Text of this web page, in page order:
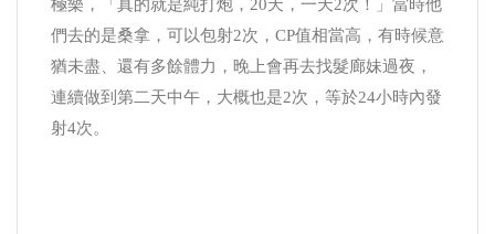
極樂，「真的就是純打炮，20天，一天2次！」當時他
們去的是桑拿，可以包射2次，CP值相當高，有時候意
猶未盡、還有多餘體力，晚上會再去找髮廊妹過夜，
連續做到第二天中午，大概也是2次，等於24小時內發
射4次。